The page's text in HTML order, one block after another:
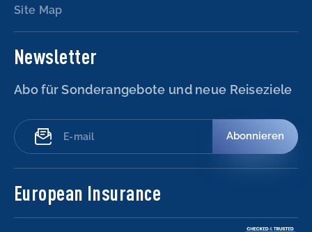
Site Map
Newsletter
Abo für Sonderangebote und neue Reiseziele
Abonnieren
European Insurance